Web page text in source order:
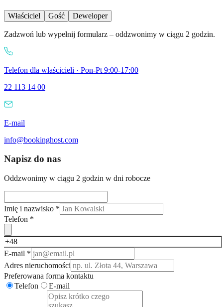
Właściciel Gość Deweloper
Zadzwoń lub wypełnij formularz – oddzwonimy w ciągu 2 godzin.
Telefon dla właścicieli · Pon-Pt 9:00-17:00
22 113 14 00
E-mail
info@bookinghost.com
Napisz do nas
Oddzwonimy w ciągu 2 godzin w dni robocze
Imię i nazwisko *
Telefon *
E-mail *
Adres nieruchomości
Preferowana forma kontaktu
Telefon
E-mail